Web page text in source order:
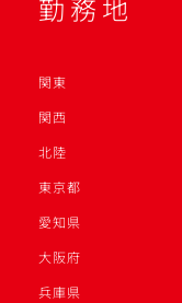
勤務地
関東
関西
北陸
東京都
愛知県
大阪府
兵庫県